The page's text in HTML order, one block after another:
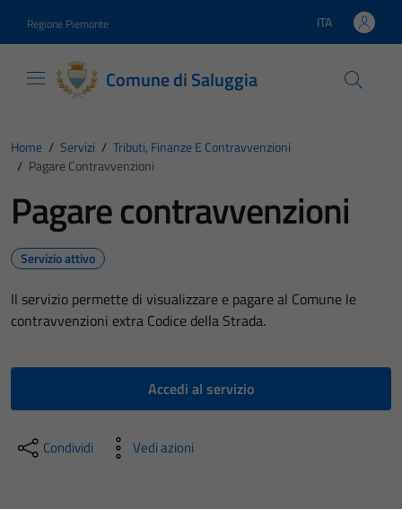
Regione Piemonte Lingua attiva:
ITA
Comune di Saluggia
Home / Servizi / Tributi, Finanze E Contravvenzioni
/ Pagare Contravvenzioni
Pagare contravvenzioni
Servizio attivo
Il servizio permette di visualizzare e pagare al Comune le
contravvenzioni extra Codice della Strada.
Accedi al servizio
Condividi Vedi azioni